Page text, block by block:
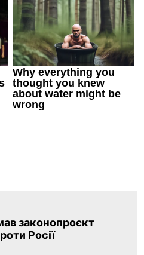
законопроєкт
Росії